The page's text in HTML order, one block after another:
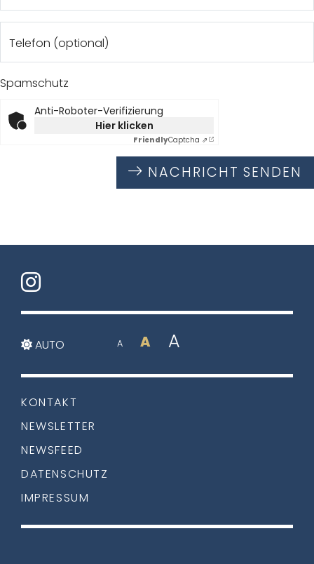
Telefon (optional)
Spamschutz
Anti-Roboter-Verifizierung
Hier klicken
FriendlyCaptcha ⇗
NACHRICHT SENDEN
AUTO A A A
KONTAKT
NEWSLETTER
NEWSFEED
DATENSCHUTZ
IMPRESSUM